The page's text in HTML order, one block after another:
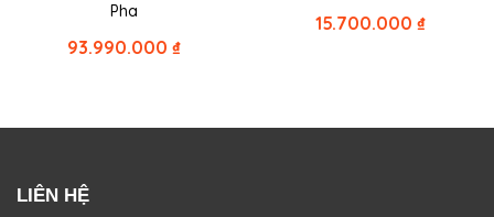
Pha
93.990.000 ₫
15.700.000 ₫
LIÊN HỆ